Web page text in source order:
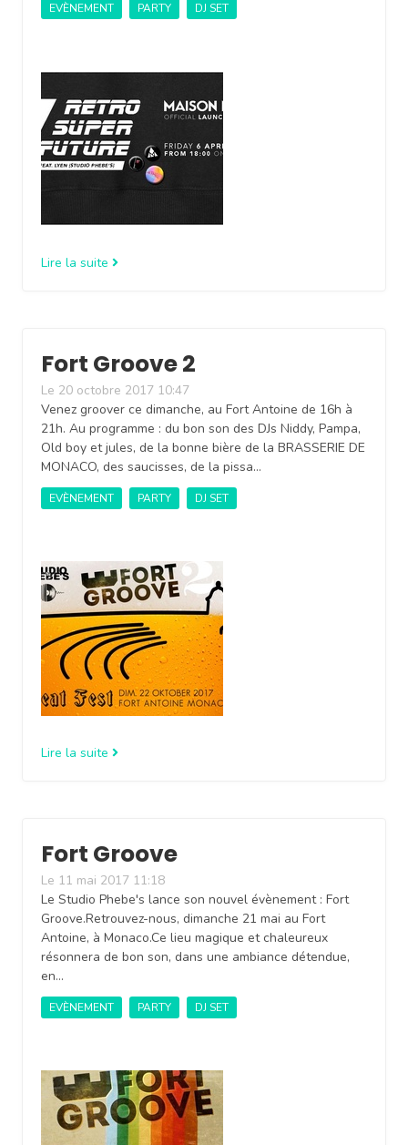
EVÈNEMENT PARTY DJ SET
Lire la suite
Fort Groove 2
Le 20 octobre 2017 10:47
Venez groover ce dimanche, au Fort Antoine de 16h à
21h. Au programme : du bon son des DJs Niddy, Pampa,
Old boy et jules, de la bonne bière de la BRASSERIE DE
MONACO, des saucisses, de la pissa…
EVÈNEMENT PARTY DJ SET
Lire la suite
Fort Groove
Le 11 mai 2017 11:18
Le Studio Phebe's lance son nouvel évènement : Fort
Groove.Retrouvez-nous, dimanche 21 mai au Fort
Antoine, à Monaco.Ce lieu magique et chaleureux
résonnera de bon son, dans une ambiance détendue,
en…
EVÈNEMENT PARTY DJ SET